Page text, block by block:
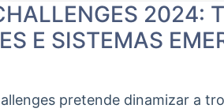
2024:
E SISTEMAS
pretende dinamizar a